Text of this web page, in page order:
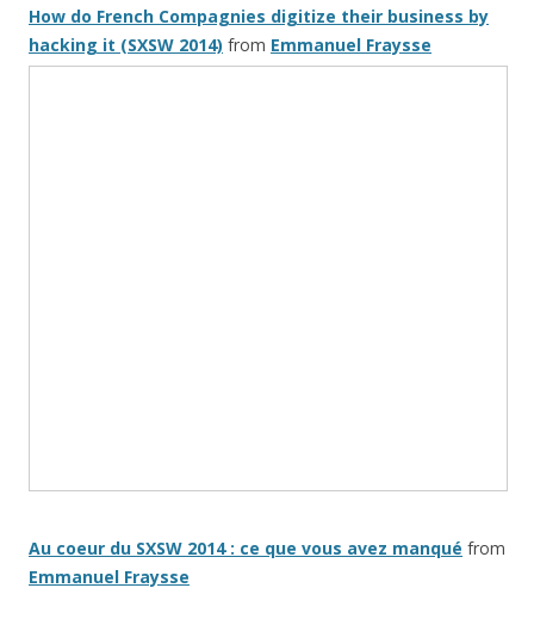
How do French Compagnies digitize their business by
hacking it (SXSW 2014) from Emmanuel Fraysse
Au coeur du SXSW 2014 : ce que vous avez manqué from
Emmanuel Fraysse